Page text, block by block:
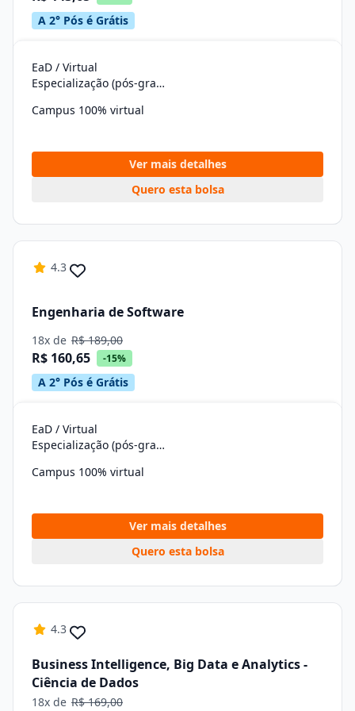
A 2° Pós é Grátis
EaD / Virtual
Especialização (pós-graduação)
Campus 100% virtual
Ver mais detalhes
Quero esta bolsa
4.3
Engenharia de Software
18x de R$ 189,00
R$ 160,65 -15%
A 2° Pós é Grátis
EaD / Virtual
Especialização (pós-graduação)
Campus 100% virtual
Ver mais detalhes
Quero esta bolsa
4.3
Business Intelligence, Big Data e Analytics -
Ciência de Dados
18x de R$ 169,00